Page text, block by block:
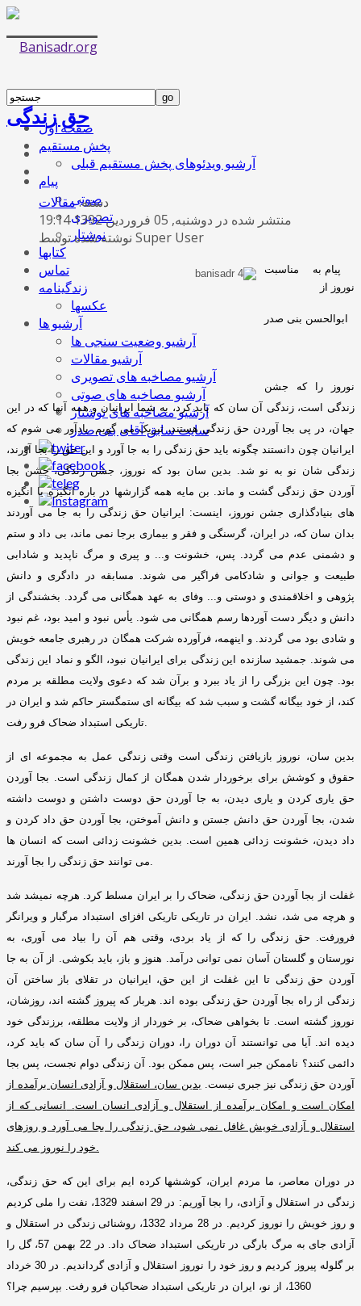
صفحه اول
پخش مستقیم
آرشیو ویدئوهای پخش مستقیم قبلی
پیام
صوتی
تصویری
نوشتار
کتابها
تماس
زندگینامه
عکسها
آرشیو ها
آرشیو وضعیت سنجی ها
آرشیو مقالات
آرشیو مصاخبه های تصویری
آرشیو مصاخبه های صوتی
آرشیو مصاخبه های نوشتار
سایت سابق آقای بنی صدر
حق زندگی
دسته:مقالات
منتشر شده در دوشنبه, 05 فروردين 1392 19:14
نوشته شده توسط Super User
پیام به مناسبت
نوروز از
ابوالحسن بنی صدر
نوروز را که جشن
زندگی است، زندگی آن سان که باید کرد، به شما ایرانیان و همه آنها که در این
جهان، در پی بجا آوردن حق زندگی هستند، تبریک می گویم .یادآور می شوم که
ایرانیان چون دانستند چگونه باید حق زندگی را به جا آورد و این حق را بجا آورند،
زندگی شان نو به نو شد
بدین سان بود که نوروز، جشن زندگی، جشن بجا
آوردن حق زندگی گشت و ماند
بن مایه همه گزارشها در باره انگیزه یا انگیزه
های بنیادگذاری جشن نوروز، اینست: ایرانیان حق زندگی را به جا می آوردند
بدان سان که، در ایران، گرسنگی و فقر و بیماری برجا نمی ماند، بی داد و ستم
و دشمنی عدم می گردد
پس، خشونت و ...و پیری و مرگ ناپدید و شادابی
طبیعت و جوانی و شادکامی فراگیر می شوند
مسابقه در دادگری و دانش
پژوهی و اخلاقمندی و دوستی و ...وفای به عهد همگانی می گردد
بخشندگی از
دانش و دیگر دست آوردها رسم همگانی می شود
یأس نبود و امید بود، غم نبود
و شادی بود می گردند
و اینهمه، فرآورده شرکت همگان در رهبری جامعه خویش
می شوند
جمشید سازنده این زندگی برای ایرانیان نبود، الگو و نماد این زندگی
بود
چون این بزرگی را از یاد ببرد و برآن شد که دعوی ولایت مطلقه بر مردم
کند، از خود بیگانه گشت و سبب شد که بیگانه ای ستمگستر حاکم شد و ایران در
تاریکی استبداد ضحاک فرو رفت
بدین سان، نوروز بازیافتن زندگی است وقتی زندگی عمل به مجموعه ای از
حقوق و کوشش برای برخوردار شدن همگان از کمال زندگی است
بجا آوردن
حق یاری کردن و یاری دیدن، به جا آوردن حق دوست داشتن و دوست داشته
شدن، بجا آوردن حق دانش جستن و دانش آموختن، بجا آوردن حق داد کردن و
داد دیدن، خشونت زدائی همین است
بدین خشونت زدائی است که انسان ها
می توانند حق زندگی را بجا آورند
غفلت از بجا آوردن حق زندگی، ضحاک را بر ایران مسلط کرد
هرچه نمیشد شد
و هرچه می شد، نشد
ایران در تاریکی تاریکی افزای استبداد مرگبار و ویرانگر
فرورفت. حق زندگی را که از یاد بردی، وقتی هم آن را بیاد می آوری، به
نورستان و گلستان آسان نمی توانی درآمد
هنوز و باز، باید بکوشی
از آن به جا
آوردن حق زندگی تا این غفلت از این حق، ایرانیان در تقلای باز ساختن آن
زندگی از راه بجا آوردن حق زندگی بوده اند
هربار که پیروز گشته اند، روزشان،
نوروز گشته است تا بخواهی ضحاک، بر خوردار از ولایت مطلقه، برزندگی خود
دیده اند
آیا می توانستند آن دوران را، دوران زندگی را آن سان که باید کرد،
دائمی کنند؟ ناممکن جبر است، پس ممکن بود
آن زندگی دوام نجست، پس بجا
آوردن حق زندگی نیز جبری نیست بدین سان، استقلال و آزادی انسان برآمده از
امکان است و امکان برآمده از استقلال و آزادی انسان است
انسانی که از
استقلال و آزادی خویش غافل نمی شود، حق زندگی را بجا می آورد و روزهای
خود را نوروز می کند
در دوران معاصر، ما مردم ایران، کوششها کرده ایم برای این که حق زندگی،
زندگی در استقلال و آزادی، را بجا آوریم : در 29 اسفند 1329، نفت را ملی کردیم
و روز خویش را نوروز کردیم
در 28 مرداد 1332، روشنائی زندگی در استقلال و
آزادی جای به مرگ بارگی در تاریکی استبداد ضحاک داد
در22 بهمن 57، گل را
بر گلوله پیروز کردیم و روز خود را نوروز استقلال و آزادی گرداندیم
در 30 خرداد
1360، از نو، ایران در تاریکی استبداد ضحاکیان فرو رفت بپرسیم چرا؟